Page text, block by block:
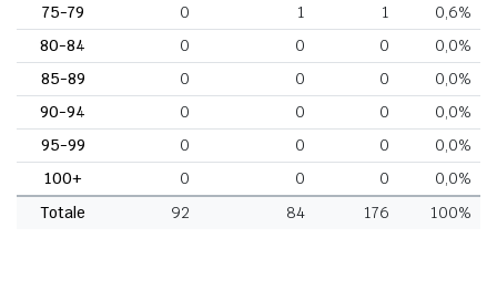
75-79
0 1 1
0,6%
80-84
0 0 0
0,0%
85-89
0 0 0
0,0%
90-94
0 0 0
0,0%
95-99
0 0 0
0,0%
100+
0 0 0
0,0%
Totale
92 84 176 100%